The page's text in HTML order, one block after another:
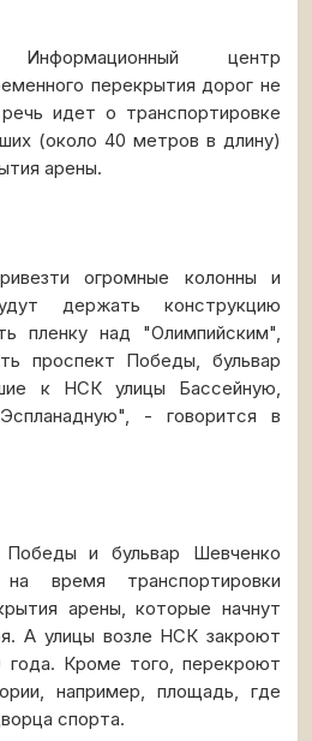
центр
перекрытия дорог не
идет о транспортировке
(около 40 метров в длину)
арены.
огромные колонны и
держать конструкцию
пленку над "Олимпийским",
проспект Победы, бульвар
к НСК улицы Бассейную,
- говорится в
и бульвар Шевченко
время транспортировки
арены, которые начнут
А улицы возле НСК закроют
года. Кроме того, перекроют
например, площадь, где
спорта.